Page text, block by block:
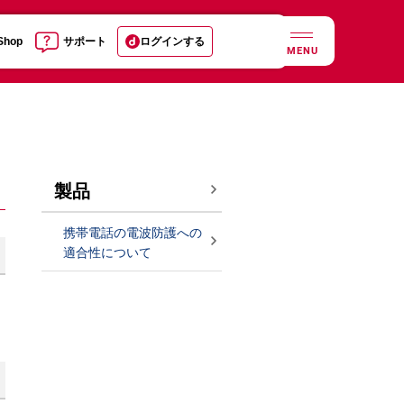
サポート ログインする
MENU
製品
携帯電話の電波防護への
適合性について